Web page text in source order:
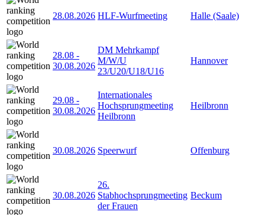
28.08.2026 HLF-Wurfmeeting Halle (Saale)
28.08 -
30.08.2026
DM Mehrkampf
M/W/U
23/U20/U18/U16
Hannover
29.08 -
30.08.2026
Internationales
Hochsprungmeeting
Heilbronn
Heilbronn
30.08.2026 Speerwurf Offenburg
30.08.2026
26.
Stabhochsprungmeeting
der Frauen
Beckum